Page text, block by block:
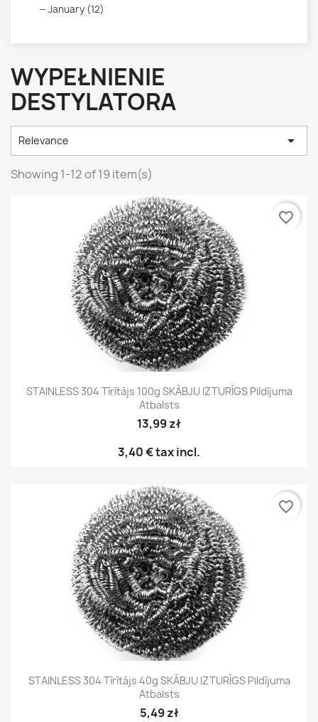
January (12)
WYPEŁNIENIE
DESTYLATORA
Relevance 
Showing 1-12 of 19 item(s)
STAINLESS 304 Tīrītājs 100g SKĀBJU IZTURĪGS Pildījuma
Atbalsts
13,99 zł
3,40 €tax incl.
favorite_border
STAINLESS 304 Tīrītājs 40g SKĀBJU IZTURĪGS Pildījuma
Atbalsts
5,49 zł
favorite_border